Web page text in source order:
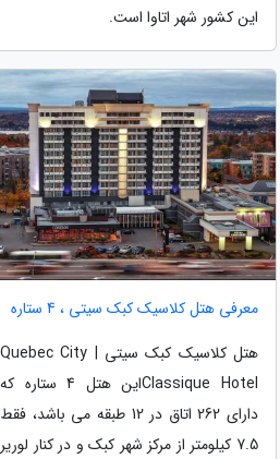
این کشور شهر اتاوا است.
معرفی هتل کلاسیک کبک سیتی ، 4 ستاره
هتل کلاسیک کبک سیتی | Quebec City
Classique Hotelاین هتل 4 ستاره که
دارای 262 اتاق در 12 طبقه می باشد، فقط
7.5 کیلومتر از مرکز شهر کبک و در کنار لوریر